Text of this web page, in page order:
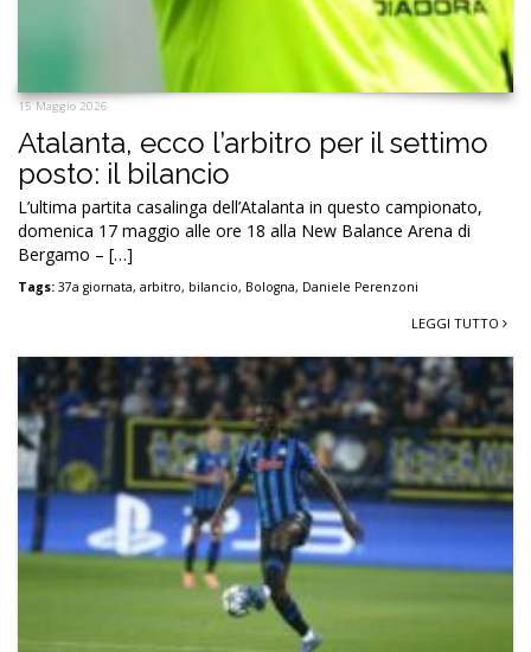
15 Maggio 2026
Atalanta, ecco l’arbitro per il settimo
posto: il bilancio
L’ultima partita casalinga dell’Atalanta in questo campionato,
domenica 17 maggio alle ore 18 alla New Balance Arena di
Bergamo – […]
Tags: 37a giornata, arbitro, bilancio, Bologna, Daniele Perenzoni
LEGGI TUTTO